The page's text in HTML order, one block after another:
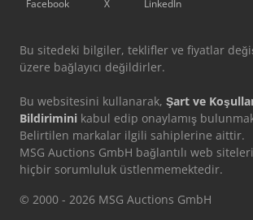
Facebook X LinkedIn
Bu sitedeki bilgiler, teklifler ve fiyatlar
üzere bağlayıcı değildirler.
Bu websitesini kullanarak, Şart ve
Bildirimini kabul edip onaylamış
Belirtilen markalar ilgili sahiplerine aittir.
MSG Auctions GmbH bağlantılı web
hiçbir sorumluluk üstlenmemektedir.
© 2000 - 2026 MSG Auctions GmbH